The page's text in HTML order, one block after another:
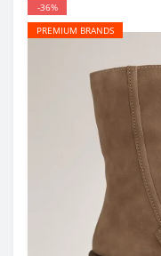
-36%
PREMIUM BRANDS